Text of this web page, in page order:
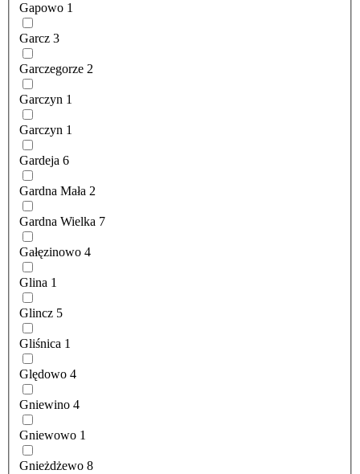
Gapowo 1
Garcz 3
Garczegorze 2
Garczyn 1
Garczyn 1
Gardeja 6
Gardna Mała 2
Gardna Wielka 7
Gałęzinowo 4
Glina 1
Glincz 5
Gliśnica 1
Ględowo 4
Gniewino 4
Gniewowo 1
Gnieżdżewo 8